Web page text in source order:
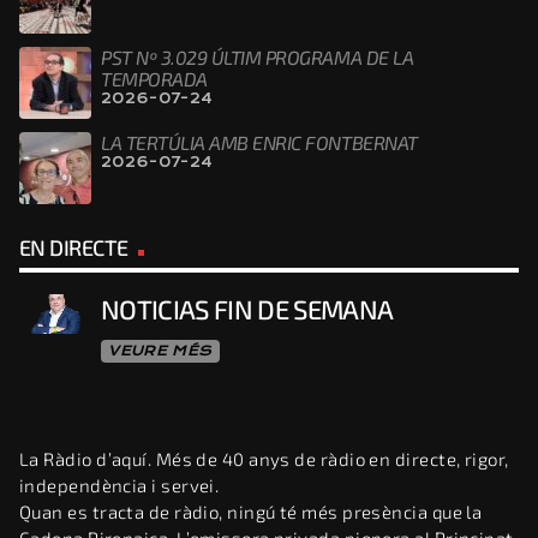
PST Nº 3.029 ÚLTIM PROGRAMA DE LA
TEMPORADA
2026-07-24
LA TERTÚLIA AMB ENRIC FONTBERNAT
2026-07-24
EN DIRECTE
NOTICIAS FIN DE SEMANA
VEURE MÉS
La Ràdio d’aquí. Més de 40 anys de ràdio en directe, rigor,
independència i servei.
Quan es tracta de ràdio, ningú té més presència que la